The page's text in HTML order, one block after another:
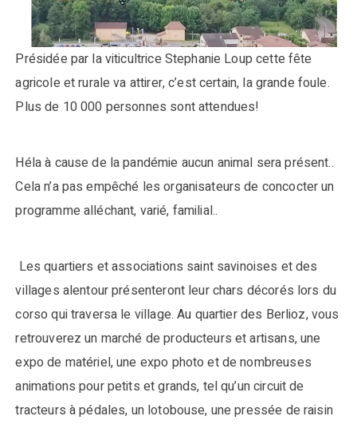
Présidée par la viticultrice Stephanie Loup cette fête
agricole et rurale va attirer, c’est certain, la grande foule.
Plus de 10 000 personnes sont attendues!
Héla à cause de la pandémie aucun animal sera présent..
Cela n’a pas empêché les organisateurs de concocter un
programme alléchant, varié, familial..
Les quartiers et associations saint savinoises et des
villages alentour présenteront leur chars décorés lors du
corso qui traversa le village. Au quartier des Berlioz, vous
retrouverez un marché de producteurs et artisans, une
expo de matériel, une expo photo et de nombreuses
animations pour petits et grands, tel qu’un circuit de
tracteurs à pédales, un lotobouse, une pressée de raisin